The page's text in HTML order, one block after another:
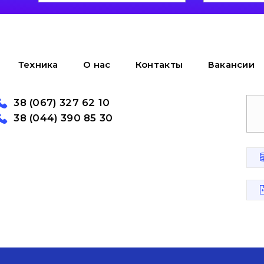
Техника О нас Контакты Вакансии
38 (067) 327 62 10
38 (044) 390 85 30